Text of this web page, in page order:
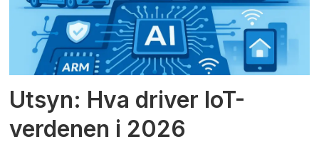
Utsyn: Hva driver IoT-
verdenen i 2026